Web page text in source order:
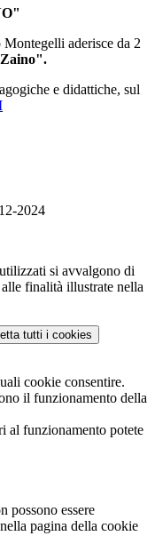
aderisce da 2
Zaino".
e didattiche, sul
2024
si avvalgono di
finalità illustrate nella
tutti i cookies
cookie consentire.
il funzionamento della
al funzionamento potete
possono essere
pagina della cookie